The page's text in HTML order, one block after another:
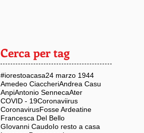
Cerca per tag
#iorestoacasa24 marzo 1944
Amedeo CiaccheriAndrea Casu
AnpiAntonio SennecaAter
COVID - 19Coronaviirus
CoronavirusFosse Ardeatine
Francesca Del Bello
GIovanni CaudoIo resto a casa